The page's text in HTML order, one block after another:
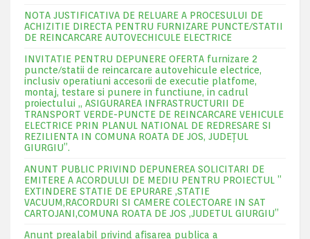
NOTA JUSTIFICATIVA DE RELUARE A PROCESULUI DE
ACHIZITIE DIRECTA PENTRU FURNIZARE PUNCTE/STATII
DE REINCARCARE AUTOVECHICULE ELECTRICE
INVITATIE PENTRU DEPUNERE OFERTA furnizare 2
puncte/statii de reincarcare autovehicule electrice,
inclusiv operatiuni accesorii de executie platfome,
montaj, testare si punere in functiune, in cadrul
proiectului „ ASIGURAREA INFRASTRUCTURII DE
TRANSPORT VERDE-PUNCTE DE REINCARCARE VEHICULE
ELECTRICE PRIN PLANUL NATIONAL DE REDRESARE SI
REZILIENTA IN COMUNA ROATA DE JOS, JUDEŢUL
GIURGIU”.
ANUNT PUBLIC PRIVIND DEPUNEREA SOLICITARI DE
EMITERE A ACORDULUI DE MEDIU PENTRU PROIECTUL ”
EXTINDERE STATIE DE EPURARE ,STATIE
VACUUM,RACORDURI SI CAMERE COLECTOARE IN SAT
CARTOJANI,COMUNA ROATA DE JOS ,JUDETUL GIURGIU”
Anunt prealabil privind afisarea publica a